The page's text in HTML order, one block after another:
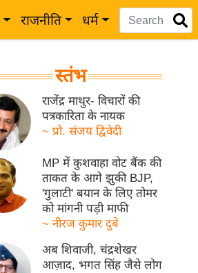
राजनीति धर्म
स्तंभ
राजेंद्र माथुर- विचारों की
पत्रकारिता के नायक
~ प्रो. संजय द्विवेदी
MP में कुशवाहा वोट बैंक की
ताकत के आगे झुकी BJP,
'गुलाटी' बयान के लिए तोमर
को मांगनी पड़ी माफी
~ नीरज कुमार दुबे
अब शिवाजी, चंद्रशेखर
आज़ाद, भगत सिंह जैसे लोग